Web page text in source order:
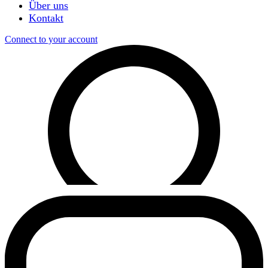
Über uns
Kontakt
Connect to your account